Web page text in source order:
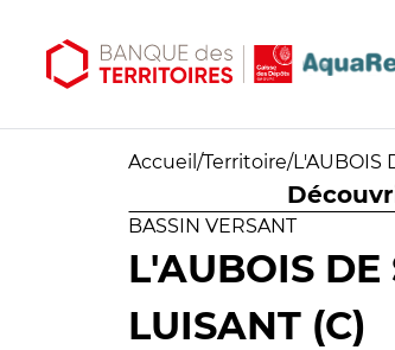
Accueil /Territoire/L'AUBOIS
BASSIN VERSANT
L'AUBOIS DE
LUISANT (C)